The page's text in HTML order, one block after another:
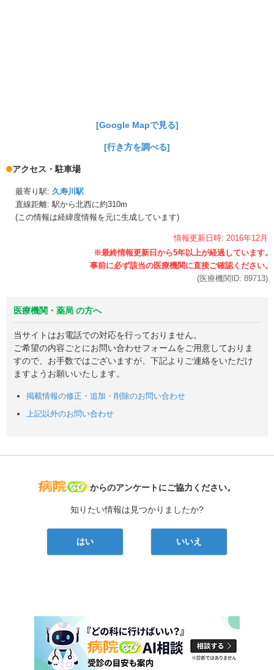
[Google Mapで見る]
[行き方を調べる]
アクセス・駐車場
最寄り駅: 久寿川駅
直線距離: 駅から北西に約310m
(この情報は経緯度情報を元に生成しています)
情報更新日時: 2016年12月
(医療機関ID: 89713)
医療機関・薬局 の方へ
当サイトはお電話での対応を行っておりません。
ご希望の内容ごとにお問い合わせフォームをご用意しておりま
すので、お手数ではございますが、下記よりご連絡をいただけ
ますようお願いいたします。
掲載情報の修正・追加・削除のお問い合わせ
上記以外のお問い合わせ
病院なび
からのアンケートにご協力ください。
知りたい情報は見つかりましたか?
はい いいえ